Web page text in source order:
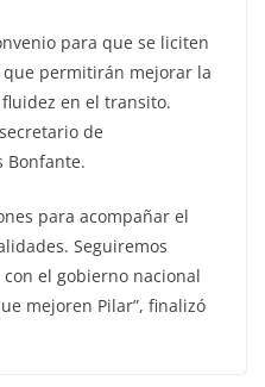
para que se liciten
permitirán mejorar la
en el transito.
de
Bonfante.
para acompañar el
Seguiremos
el gobierno nacional
mejoren Pilar”, finalizó